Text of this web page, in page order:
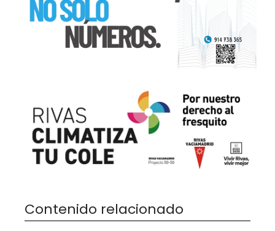
Contenido relacionado